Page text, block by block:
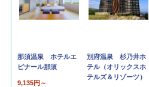
那須温泉 ホテルエ
ピナール那須
9,135円～
別府温泉 杉乃井ホ
テル（オリックスホ
テルズ＆リゾーツ）